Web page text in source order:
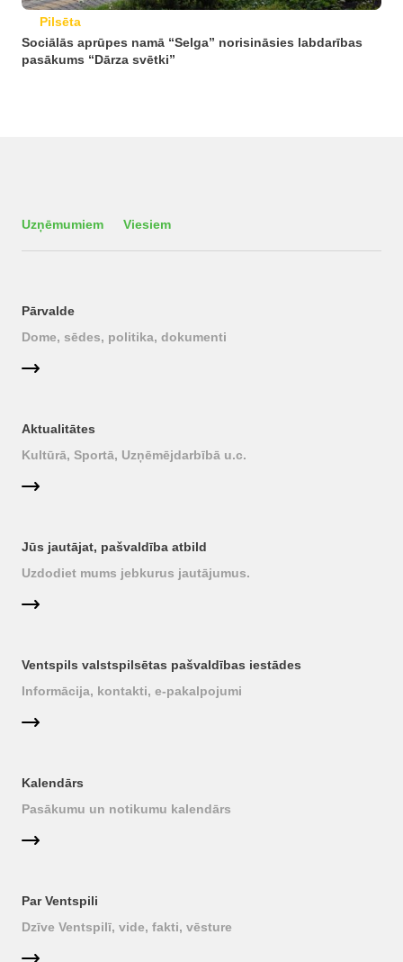
Pilsēta
Sociālās aprūpes namā “Selga” norisināsies labdarības
pasākums “Dārza svētki”
Uzņēmumiem Viesiem
Pārvalde
Dome, sēdes, politika, dokumenti
Aktualitātes
Kultūrā, Sportā, Uzņēmējdarbībā u.c.
Jūs jautājat, pašvaldība atbild
Uzdodiet mums jebkurus jautājumus.
Ventspils valstspilsētas pašvaldības iestādes
Informācija, kontakti, e-pakalpojumi
Kalendārs
Pasākumu un notikumu kalendārs
Par Ventspili
Dzīve Ventspilī, vide, fakti, vēsture